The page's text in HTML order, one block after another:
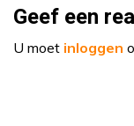
Geef een
U moet inloggen